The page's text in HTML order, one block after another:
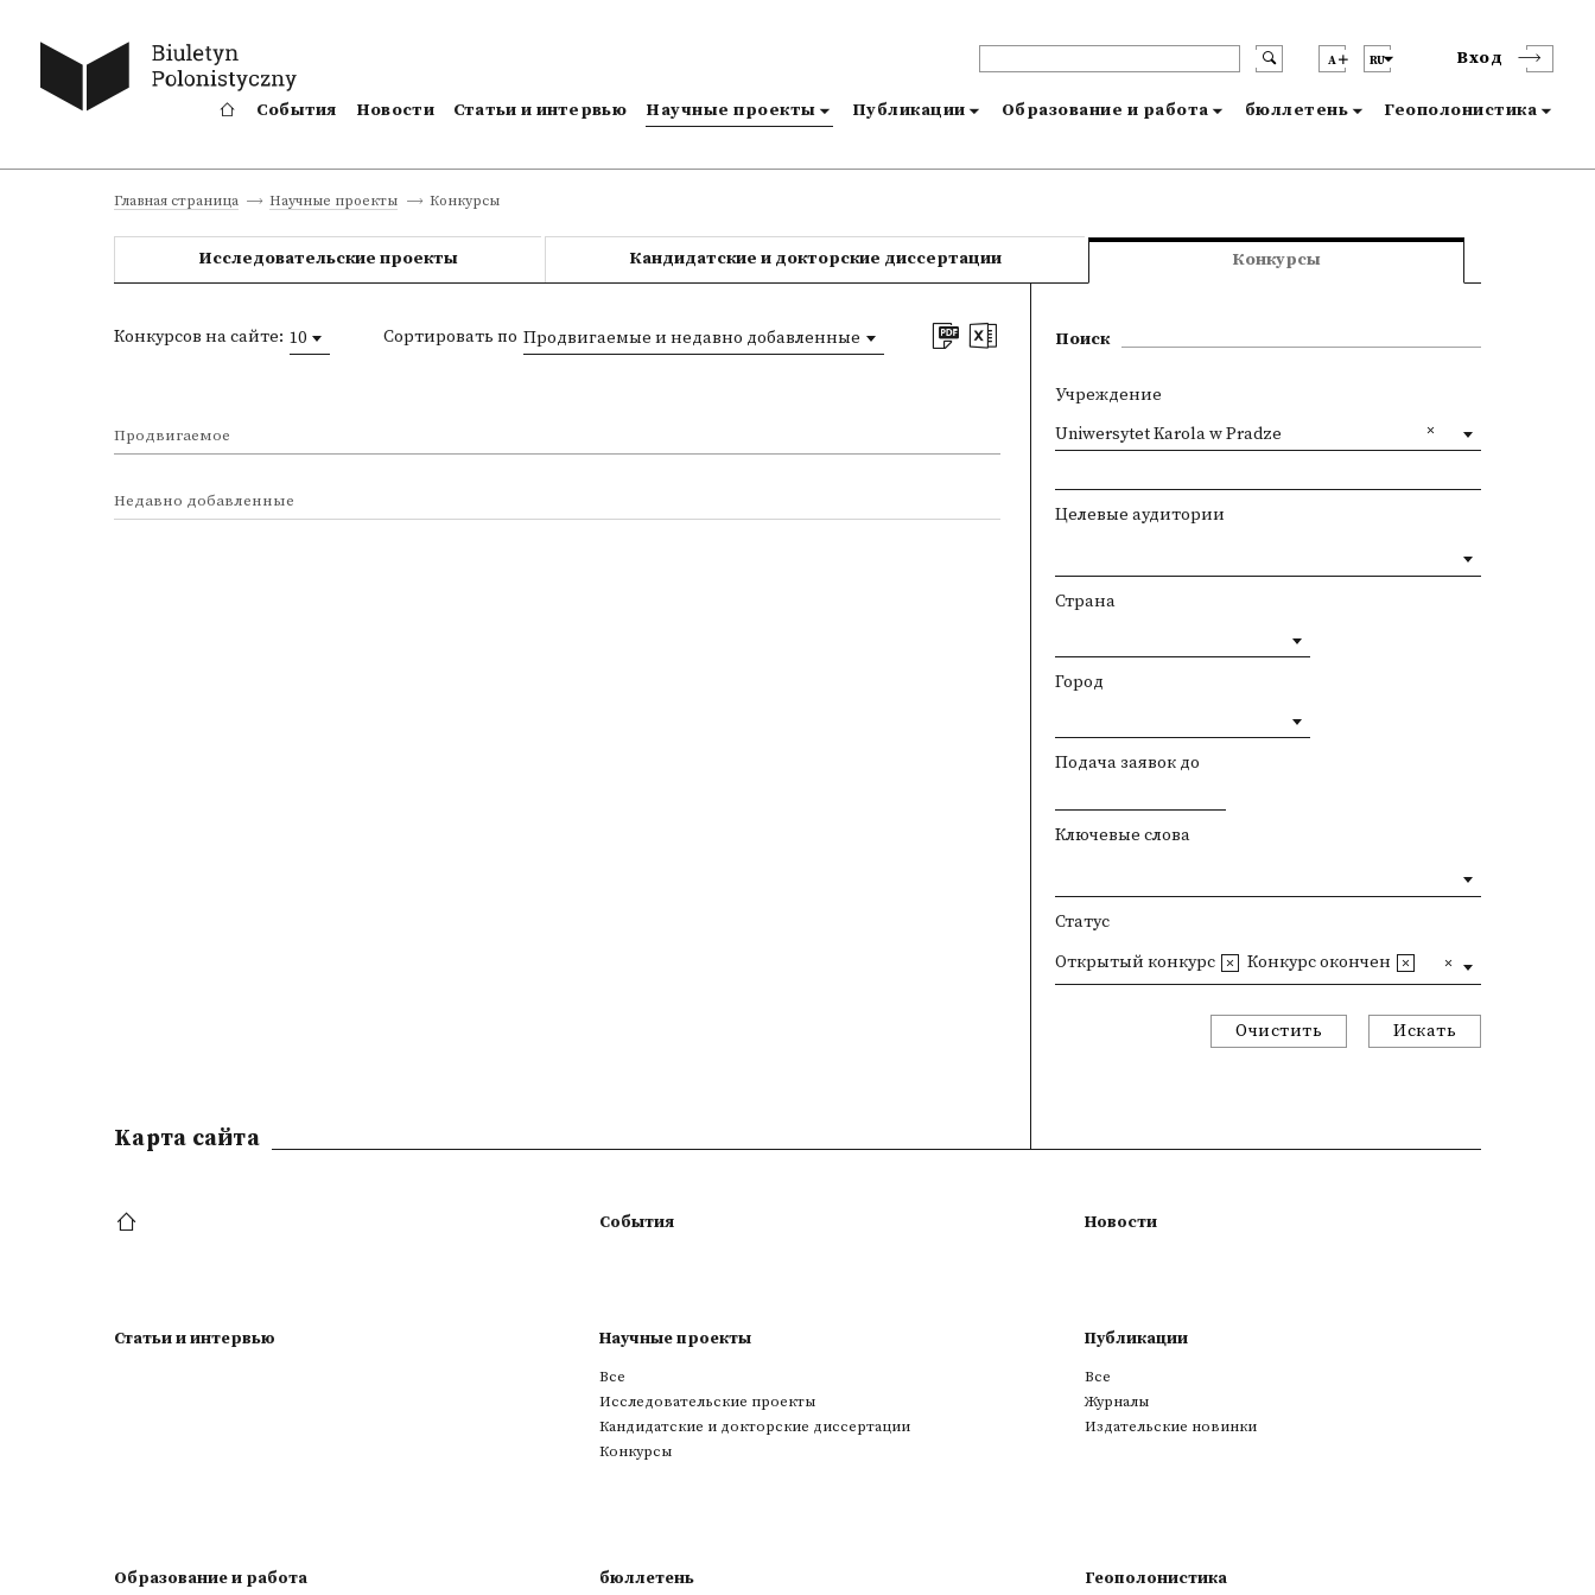
A RU Вход
События Новости Статьи и интервью Научные проекты Публикации Образование и работа бюллетень Геополонистика
Главная страница Научные проекты Конкурсы
Исследовательские проекты Кандидатские и докторские диссертации Конкурсы
Конкурсов на сайте: 10 Сортировать по Продвигаемые и недавно добавленные
Продвигаемое
Недавно добавленные
Поиск
Учреждение
Uniwersytet Karola w Pradze
Целевые аудитории
Страна
Город
Подача заявок до
Ключевые слова
Статус
Открытый конкурс Конкурс окончен
Очистить Искать
Kарта сайта
События Новости
Статьи и интервью Научные проекты
Все
Исследовательские проекты
Кандидатские и докторские диссертации
Конкурсы
Публикации
Все
Журналы
Издательские новинки
Образование и работа бюллетень Геополонистика